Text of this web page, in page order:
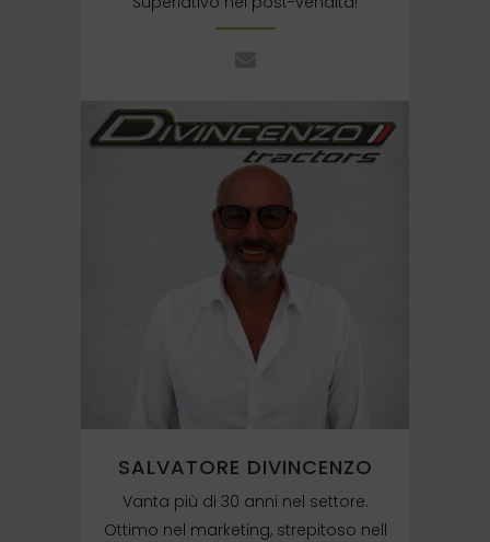
Tel: +39337839334
SALVATORE DIVINCENZO
Vanta più di 30 anni nel settore.
Ottimo nel marketing, strepitoso nell